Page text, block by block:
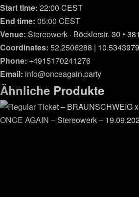
Start time: 22:00 CEST
End time: 05:00 CEST
Venue: Stereowerk · Böcklerstr. 30 •
Coordinates: 52.2506288 | 10.5343979
Phone: +4915170241276
Email: info@onceagain.party
Ähnliche Produkte